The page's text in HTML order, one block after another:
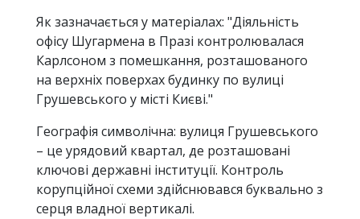
Як зазначається у матеріалах: "Діяльність
офісу Шугармена в Празі контролювалася
Карлсоном з помешкання, розташованого
на верхніх поверхах будинку по вулиці
Грушевського у місті Києві."
Географія символічна: вулиця Грушевського
– це урядовий квартал, де розташовані
ключові державні інституції. Контроль
корупційної схеми здійснювався буквально з
серця владної вертикалі.